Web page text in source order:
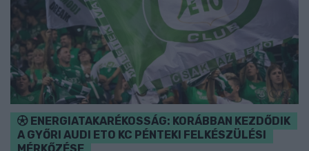
ENERGIATAKARÉKOSSÁG: KORÁBBAN KEZDŐDIK
A GYŐRI AUDI ETO KC PÉNTEKI FELKÉSZÜLÉSI